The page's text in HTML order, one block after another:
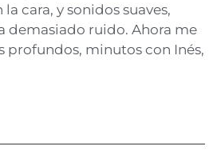
cara, y sonidos suaves,
demasiado ruido. Ahora me
profundos, minutos con Inés,